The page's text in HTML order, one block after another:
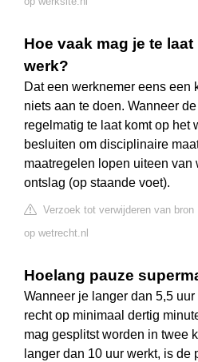
Hoe vaak mag je te
werk?
Dat een werknemer eens een
niets aan te doen. Wanneer
regelmatig te laat komt op het
besluiten om disciplinaire
maatregelen lopen uiteen van
ontslag (op staande voet).
Verzoek tot verwijderen van bron
op wetrecht.nl
Hoelang pauze
Wanneer je langer dan 5,5
recht op minimaal dertig
mag gesplitst worden in twee
langer dan 10 uur werkt, is de